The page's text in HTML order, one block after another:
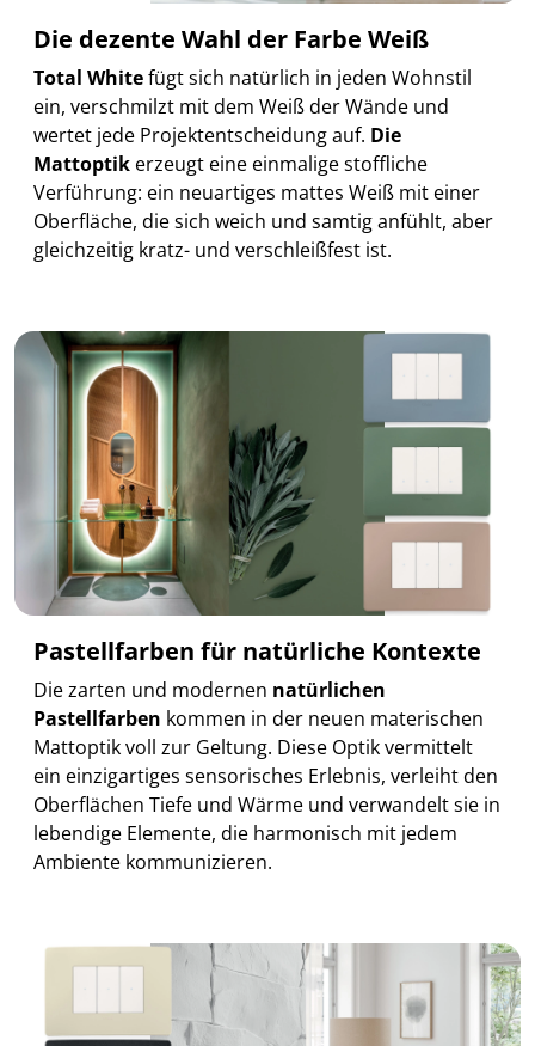
Die dezente Wahl der Farbe Weiß
Total Whitefügt sich natürlich in jeden Wohnstil
ein, verschmilzt mit dem Weiß der Wände und
wertet jede Projektentscheidung auf. Die
Mattoptik erzeugt eine einmalige stoffliche
Verführung: ein neuartiges mattes Weiß mit einer
Oberfläche, die sich weich und samtig anfühlt, aber
gleichzeitig kratz- und verschleißfest ist.
Pastellfarben für natürliche Kontexte
Die zarten und modernen natürlichen
Pastellfarben kommen in der neuen materischen
Mattoptik voll zur Geltung. Diese Optik vermittelt
ein einzigartiges sensorisches Erlebnis, verleiht den
Oberflächen Tiefe und Wärme und verwandelt sie in
lebendige Elemente, die harmonisch mit jedem
Ambiente kommunizieren.